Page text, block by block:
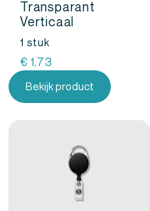
Transparant
Verticaal
1 stuk
€ 1,73
Bekijk product